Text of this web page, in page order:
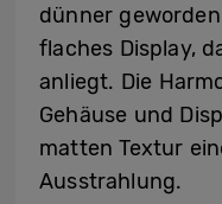
dünner
flaches Display,
anliegt. Die
Gehäuse und
matten Textur
Ausstrahlung.